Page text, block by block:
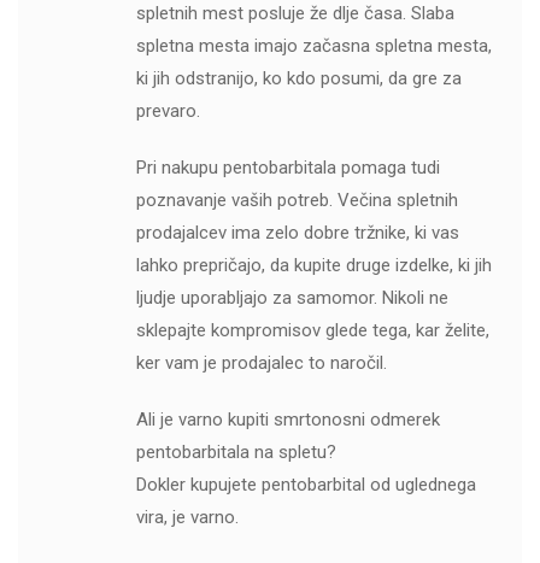
spletnih mest posluje že dlje časa. Slaba
spletna mesta imajo začasna spletna mesta,
ki jih odstranijo, ko kdo posumi, da gre za
prevaro.
Pri nakupu pentobarbitala pomaga tudi
poznavanje vaših potreb. Večina spletnih
prodajalcev ima zelo dobre tržnike, ki vas
lahko prepričajo, da kupite druge izdelke, ki jih
ljudje uporabljajo za samomor. Nikoli ne
sklepajte kompromisov glede tega, kar želite,
ker vam je prodajalec to naročil.
Ali je varno kupiti smrtonosni odmerek
pentobarbitala na spletu?
Dokler kupujete pentobarbital od uglednega
vira, je varno.